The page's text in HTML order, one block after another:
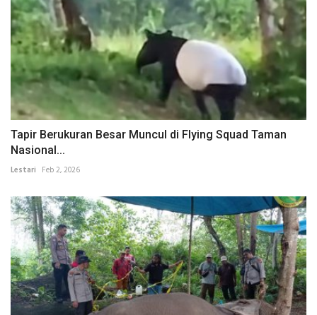
Tapir Berukuran Besar Muncul di Flying Squad Taman
Nasional...
Lestari Feb 2, 2026